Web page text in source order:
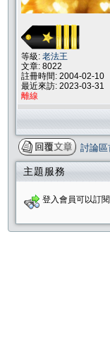
等級: 老法王
文章: 8022
註冊時間: 2004-02-10
最近來訪: 2023-03-31
離線
討論區
主題服務
登入會員可以訂